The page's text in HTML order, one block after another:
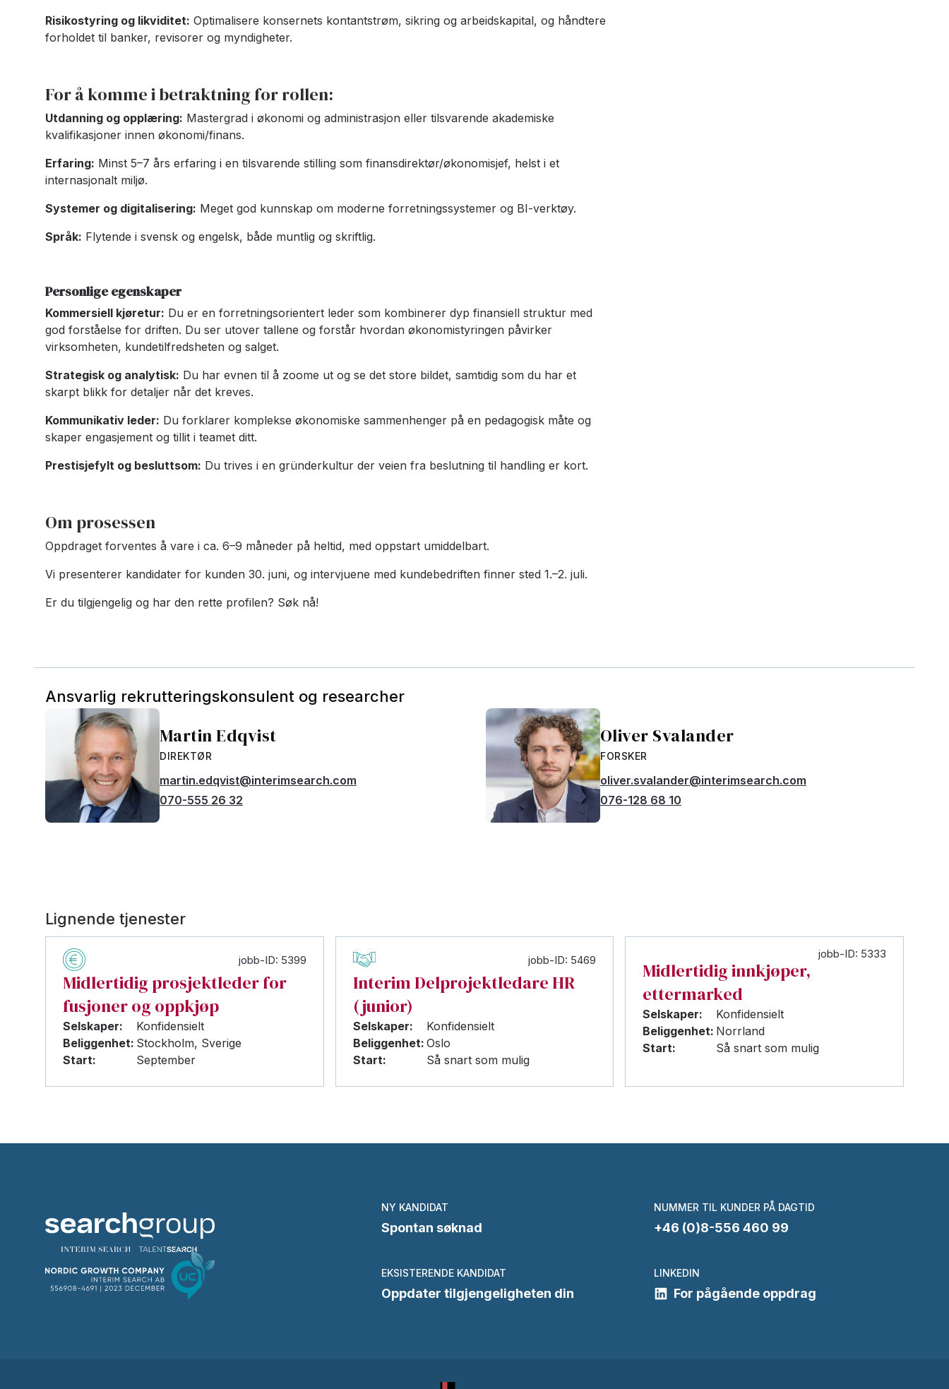
Risikostyring og likviditet: Optimalisere konsernets kontantstrøm, sikring og arbeidskapital, og håndtere
forholdet til banker, revisorer og myndigheter.
For å komme i betraktning for rollen:
Utdanning og opplæring: Mastergrad i økonomi og administrasjon eller tilsvarende akademiske
kvalifikasjoner innen økonomi/finans.
Erfaring: Minst 5–7 års erfaring i en tilsvarende stilling som finansdirektør/økonomisjef, helst i et
internasjonalt miljø.
Systemer og digitalisering: Meget god kunnskap om moderne forretningssystemer og BI-verktøy.
Språk: Flytende i svensk og engelsk, både muntlig og skriftlig.
Personlige egenskaper
Kommersiell kjøretur: Du er en forretningsorientert leder som kombinerer dyp finansiell struktur med
god forståelse for driften. Du ser utover tallene og forstår hvordan økonomistyringen påvirker
virksomheten, kundetilfredsheten og salget.
Strategisk og analytisk: Du har evnen til å zoome ut og se det store bildet, samtidig som du har et
skarpt blikk for detaljer når det kreves.
Kommunikativ leder: Du forklarer komplekse økonomiske sammenhenger på en pedagogisk måte og
skaper engasjement og tillit i teamet ditt.
Prestisjefylt og besluttsom: Du trives i en gründerkultur der veien fra beslutning til handling er kort.
Om prosessen
Oppdraget forventes å vare i ca. 6–9 måneder på heltid, med oppstart umiddelbart.
Vi presenterer kandidater for kunden 30. juni, og intervjuene med kundebedriften finner sted 1.–2. juli.
Er du tilgjengelig og har den rette profilen? Søk nå!
Ansvarlig rekrutteringskonsulent og researcher
Martin Edqvist
DIREKTØR
martin.edqvist@interimsearch.com
070-555 26 32
Oliver Svalander
FORSKER
oliver.svalander@interimsearch.com
076-128 68 10
Lignende tjenester
jobb-ID: 5399
Midlertidig prosjektleder for
fusjoner og oppkjøp
Selskaper:
Konfidensielt
Beliggenhet: Stockholm, Sverige
Start:
September
jobb-ID: 5469
Interim Delprojektledare HR
(junior)
Selskaper:
Konfidensielt
Beliggenhet: Oslo
Start:
Så snart som mulig
jobb-ID: 5333
Midlertidig innkjøper,
ettermarked
Selskaper:
Konfidensielt
Beliggenhet: Norrland
Start:
Så snart som mulig
NY KANDIDAT
Spontan søknad
NUMMER TIL KUNDER PÅ DAGTID
+46 (0)8-556 460 99
EKSISTERENDE KANDIDAT
Oppdater tilgjengeligheten din
LINKEDIN
For pågående oppdrag